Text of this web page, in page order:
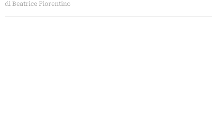
di Beatrice Fiorentino